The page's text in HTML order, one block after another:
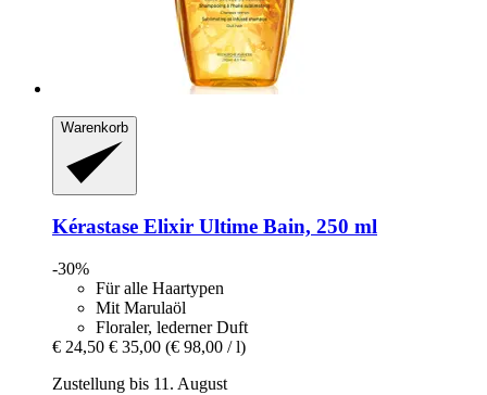
Warenkorb
Kérastase Elixir Ultime Bain, 250 ml
-30%
Für alle Haartypen
Mit Marulaöl
Floraler, lederner Duft
€ 24,50 € 35,00 (€ 98,00 / l)
Zustellung bis 11. August